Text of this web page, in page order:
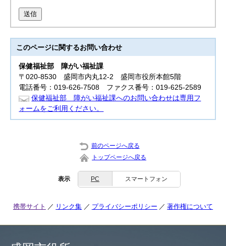
送信
このページに関するお問い合わせ
保健福祉部
障がい福祉課
〒020-8530 盛岡市内丸12-2 盛岡市役所本館5階
電話番号：019-626-7508 ファクス番号：019-625-2589
保健福祉部 障がい福祉課へのお問い合わせは専用フ
ォームをご利用ください。
前のページへ戻る
トップページへ戻る
表示 PC スマートフォン
携帯サイト リンク集 プライバシーポリシー 著作権について